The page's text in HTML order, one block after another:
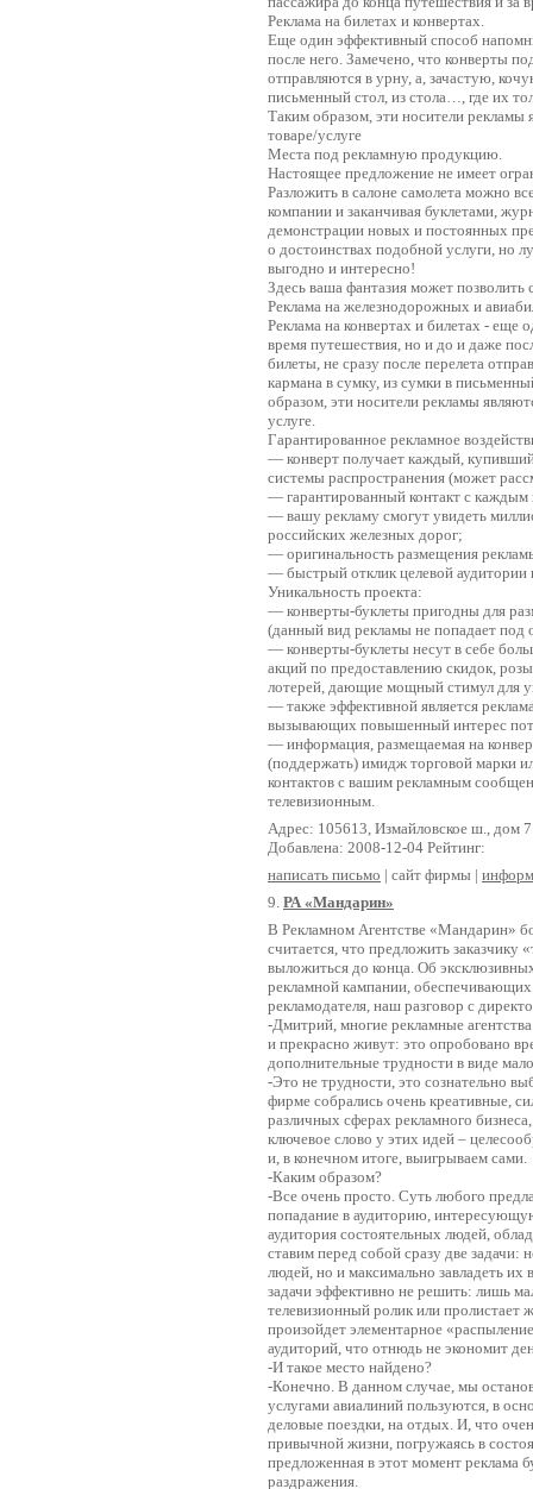
Реклама на билетах и конвертах.
Еще один эффективный способ
после него. Замечено, что конверты
отправляются в урну, а, зачастую,
письменный стол, из стола…, где их
Таким образом, эти носители
товаре/услуге
Места под рекламную продукцию.
Настоящее предложение не имеет
Разложить в салоне самолета можно
компании и заканчивая буклетами,
демонстрации новых и постоянных
о достоинствах подобной услуги, но
выгодно и интересно!
Здесь ваша фантазия может позволить
Реклама на железнодорожных и
Реклама на конвертах и билетах - еще
время путешествия, но и до и даже
билеты, не сразу после перелета
кармана в сумку, из сумки в
образом, эти носители рекламы
услуге.
Гарантированное рекламное
— конверт получает каждый,
системы распространения (может
— гарантированный контакт с каждым
— вашу рекламу смогут увидеть
российских железных дорог;
— оригинальность размещения
— быстрый отклик целевой аудитории
Уникальность проекта:
— конверты-буклеты пригодны для
(данный вид рекламы не попадает
— конверты-буклеты несут в себе
акций по предоставлению скидок,
лотерей, дающие мощный стимул для
— также эффективной является
вызывающих повышенный интерес
— информация, размещаемая на
(поддержать) имидж торговой марки
контактов с вашим рекламным
телевизионным.
Адрес: 105613, Измайловское ш., дом
Добавлена: 2008-12-04 Рейтинг:
написать письмо | сайт фирмы |
9. РА «Мандарин»
В Рекламном Агентстве «Мандарин»
считается, что предложить заказчику
выложиться до конца. Об
рекламной кампании, обеспечивающих
рекламодателя, наш разговор с
-Дмитрий, многие рекламные
и прекрасно живут: это опробовано
дополнительные трудности в виде
-Это не трудности, это сознательно
фирме собрались очень креативные,
различных сферах рекламного
ключевое слово у этих идей –
и, в конечном итоге, выигрываем сами.
-Каким образом?
-Все очень просто. Суть любого
попадание в аудиторию,
аудитория состоятельных людей,
ставим перед собой сразу две задачи:
людей, но и максимально завладеть
задачи эффективно не решить: лишь
телевизионный ролик или пролистает
произойдет элементарное
аудиторий, что отнюдь не экономит
-И такое место найдено?
-Конечно. В данном случае, мы
услугами авиалиний пользуются, в
деловые поездки, на отдых. И, что
привычной жизни, погружаясь в
предложенная в этот момент реклама
раздражения.